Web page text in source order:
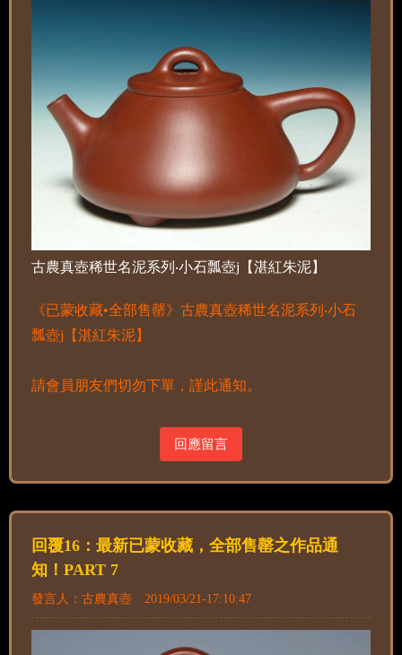
古農真壺稀世名泥系列‧小石瓢壺j【湛紅朱泥】
《已蒙收藏•全部售罄》古農真壺稀世名泥系列‧小石
瓢壺j【湛紅朱泥】
請會員朋友們切勿下單，謹此通知。
回應留言
回覆16：最新已蒙收藏，全部售罄之作品通
知！PART 7
發言人：古農真壺 2019/03/21-17:10:47